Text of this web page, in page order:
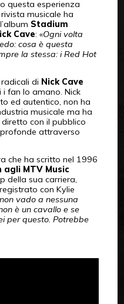
questa esperienza
musicale ha
Stadium
Cave: «Ogni volta
cosa è questa
la stessa: i Red Hot
di Nick Cave
fan lo amano. Nick
ed autentico, non ha
musicale ma ha
con il pubblico
attraverso
che ha scritto nel 1996
MTV Music
della sua carriera,
con Kylie
vado a nessuna
è un cavallo e se
per questo. Potrebbe